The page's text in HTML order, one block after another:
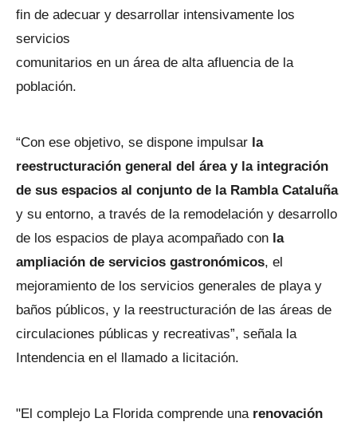
fin de adecuar y desarrollar intensivamente los
servicios
comunitarios en un área de alta afluencia de la
población.
“Con ese objetivo, se dispone impulsar la
reestructuración general del área y la integración
de sus espacios al conjunto de la Rambla Cataluña
y su entorno, a través de la remodelación y desarrollo
de los espacios de playa acompañado con la
ampliación de servicios gastronómicos, el
mejoramiento de los servicios generales de playa y
baños públicos, y la reestructuración de las áreas de
circulaciones públicas y recreativas”, señala la
Intendencia en el llamado a licitación.
"El complejo La Florida comprende una renovación